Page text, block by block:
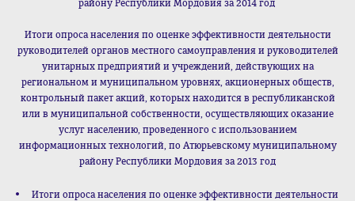
району Республики Мордовия за 2014 год
Итоги опроса населения по оценке эффективности деятельности
руководителей органов местного самоуправления и руководителей
унитарных предприятий и учреждений, действующих на
региональном и муниципальном уровнях, акционерных обществ,
контрольный пакет акций, которых находится в республиканской
или в муниципальной собственности, осуществляющих оказание
услуг населению, проведенного с использованием
информационных технологий, по Атюрьевскому муниципальному
району Республики Мордовия за 2013 год
Итоги опроса населения по оценке эффективности деятельности